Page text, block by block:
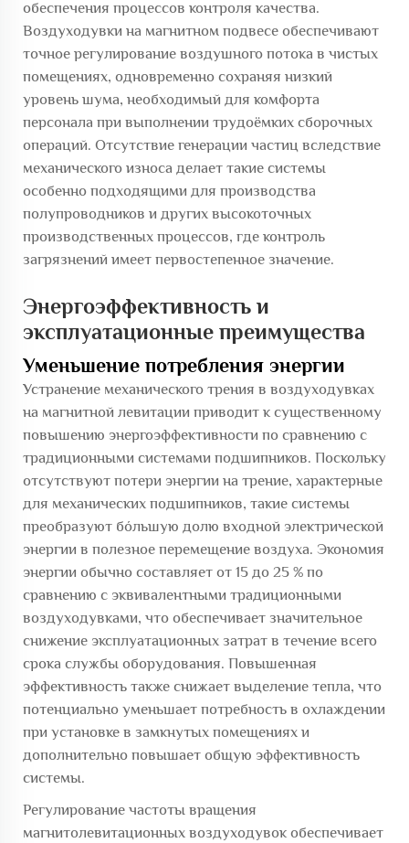
обеспечения процессов контроля качества.
Воздуходувки на магнитном подвесе обеспечивают
точное регулирование воздушного потока в чистых
помещениях, одновременно сохраняя низкий
уровень шума, необходимый для комфорта
персонала при выполнении трудоёмких сборочных
операций. Отсутствие генерации частиц вследствие
механического износа делает такие системы
особенно подходящими для производства
полупроводников и других высокоточных
производственных процессов, где контроль
загрязнений имеет первостепенное значение.
Энергоэффективность и
эксплуатационные преимущества
Уменьшение потребления энергии
Устранение механического трения в воздуходувках
на магнитной левитации приводит к существенному
повышению энергоэффективности по сравнению с
традиционными системами подшипников. Поскольку
отсутствуют потери энергии на трение, характерные
для механических подшипников, такие системы
преобразуют бо́льшую долю входной электрической
энергии в полезное перемещение воздуха. Экономия
энергии обычно составляет от 15 до 25 % по
сравнению с эквивалентными традиционными
воздуходувками, что обеспечивает значительное
снижение эксплуатационных затрат в течение всего
срока службы оборудования. Повышенная
эффективность также снижает выделение тепла, что
потенциально уменьшает потребность в охлаждении
при установке в замкнутых помещениях и
дополнительно повышает общую эффективность
системы.
Регулирование частоты вращения
магнитолевитационных воздуходувок обеспечивает